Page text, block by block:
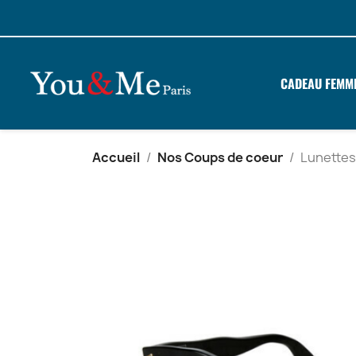
CADEAU
Accueil Nos Coups de coeur Lunettes